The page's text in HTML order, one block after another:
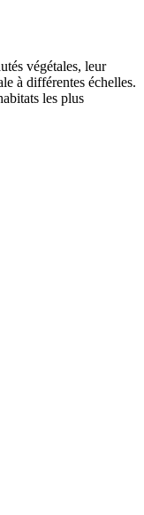
végétales, leur
à différentes échelles.
les plus